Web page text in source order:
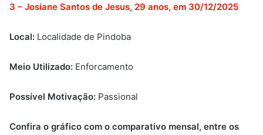
3 – Josiane Santos de Jesus, 29 anos, em 30/12/2025
Local: Localidade de Pindoba
Meio Utilizado: Enforcamento
Possível Motivação: Passional
Confira o gráfico com o comparativo mensal, entre os